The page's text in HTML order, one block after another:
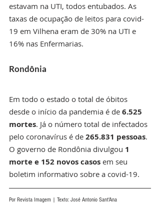
estavam na UTI, todos entubados. As
taxas de ocupação de leitos para covid-
19 em Vilhena eram de 30% na UTI e
16% nas Enfermarias.
Rondônia
Em todo o estado o total de óbitos
desde o início da pandemia é de 6.525
mortes. Já o número total de infectados
pelo coronavírus é de 265.831 pessoas.
O governo de Rondônia divulgou 1
morte e 152 novos casos em seu
boletim informativo sobre a covid-19.
Por Revista Imagem | Texto: José Antonio Sant'Ana